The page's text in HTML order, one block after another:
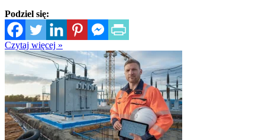
Podziel się:
Czytaj więcej »